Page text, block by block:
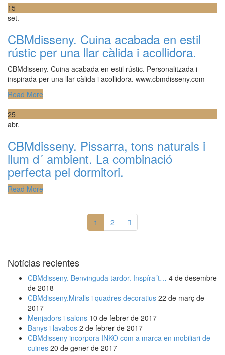
15
set.
CBMdisseny. Cuina acabada en estil
rústic per una llar càlida i acollidora.
CBMdisseny. Cuina acabada en estil rústic. Personalitzada i
inspirada per una llar càlida i acollidora. www.cbmdisseny.com
Read More
25
abr.
CBMdisseny. Pissarra, tons naturals i
llum d´ ambient. La combinació
perfecta pel dormitori.
Read More
1 2
Notícias recientes
CBMdisseny. Benvinguda tardor. Inspíra´t… 4 de desembre
de 2018
CBMdisseny.Miralls i quadres decoratius 22 de març de
2017
Menjadors i salons 10 de febrer de 2017
Banys i lavabos 2 de febrer de 2017
CBMdisseny incorpora INKO com a marca en mobiliari de
cuines 20 de gener de 2017